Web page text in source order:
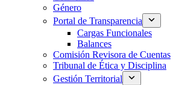
Género
Portal de Transparencia
Cargas Funcionales
Balances
Comisión Revisora de Cuentas
Tribunal de Ética y Disciplina
Gestión Territorial